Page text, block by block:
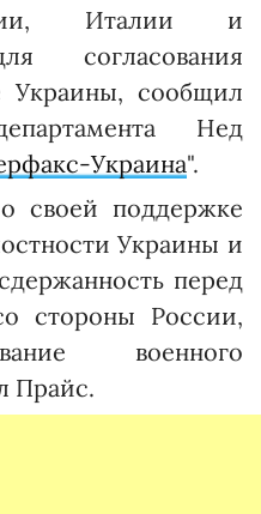
Италии и
согласования
Украины, сообщил
Нед
Украина".
своей поддержке
Украины и
перед
стороны России,
военного
Прайс.